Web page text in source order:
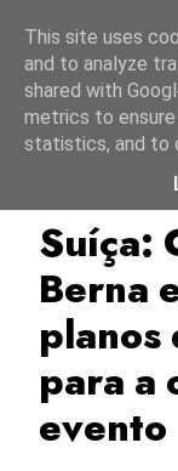
Suíça:
Berna
para a
evento
This site uses
and to analyze
shared with
metrics to
statistics, and to